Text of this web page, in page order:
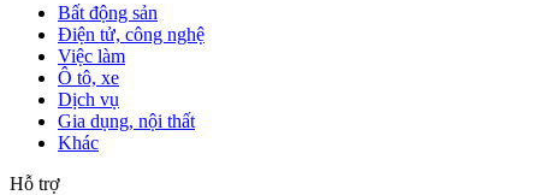
Bất động sản
Điện tử, công nghệ
Việc làm
Ô tô, xe
Dịch vụ
Gia dụng, nội thất
Khác
Hỗ trợ